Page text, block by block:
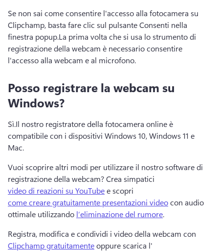
Se non sai come consentire l'accesso alla fotocamera su
Clipchamp, basta fare clic sul pulsante Consenti nella
finestra popup.La prima volta che si usa lo strumento di
registrazione della webcam è necessario consentire
l'accesso alla webcam e al microfono.
Posso registrare la webcam su
Windows?
Sì.Il nostro registratore della fotocamera online è
compatibile con i dispositivi Windows 10, Windows 11 e
Mac.
Vuoi scoprire altri modi per utilizzare il nostro software di
registrazione della webcam? Crea simpatici
video di reazioni su YouTube e scopri
come creare gratuitamente presentazioni video con audio
ottimale utilizzando l’eliminazione del rumore.
Registra, modifica e condividi i video della webcam con
Clipchamp gratuitamente oppure scarica l'